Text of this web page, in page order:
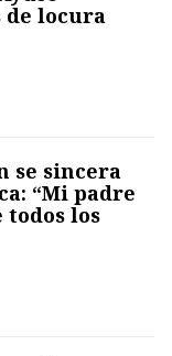
de locura
se sincera
“Mi padre
todos los